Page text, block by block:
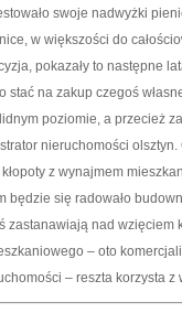
swoje nadwyżki
w większości do
pokazały to następne
stać na zakup czegoś
poziomie, a przecież
nieruchomości
z wynajmem
będzie się radowało
zastanawiają nad
– oto
– reszta korzysta z